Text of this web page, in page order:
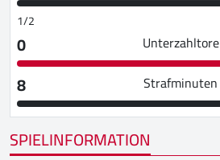
1/2
0 Unterzahltore
8
Strafminuten
SPIELINFORMATION